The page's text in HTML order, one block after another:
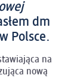
dm
Polsce.
na
nową